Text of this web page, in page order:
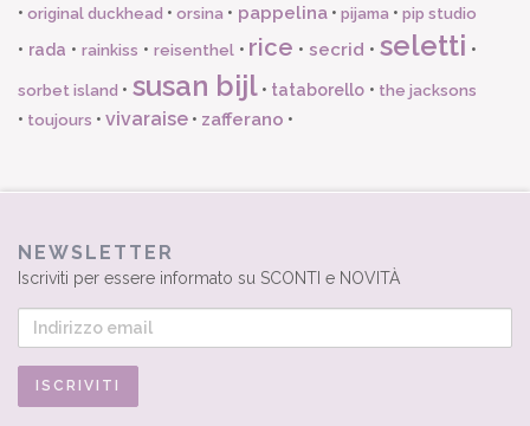
•original duckhead •orsina • pappelina• pijama • pip studio
• rada • rainkiss • reisenthel• rice •secrid •seletti •
sorbet island • susan bijl• tataborello • the jacksons
• toujours • vivaraise • zafferano •
NEWSLETTER
Iscriviti per essere informato su SCONTI e NOVITÀ